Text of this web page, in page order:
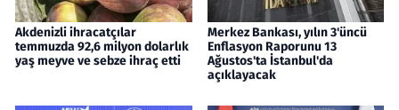
Akdenizli ihracatçılar
temmuzda 92,6 milyon dolarlık
yaş meyve ve sebze ihraç etti
Merkez Bankası, yılın 3'üncü
Enflasyon Raporunu 13
Ağustos'ta İstanbul'da
açıklayacak